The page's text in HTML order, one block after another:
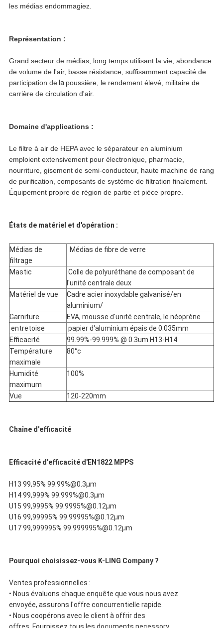
les médias endommagiez.
Représentation :
Grand secteur de médias, long temps utilisant la vie, abondance
de volume de l'air, basse résistance, suffisamment capacité de
participation dela poussière, le rendement élevé, militaire de
carrière de circulation d'air.
Domaine d'applications :
Le filtre à air de HEPA avec le séparateur en aluminium
emploient extensivement pour électronique, pharmacie,
nourriture, gisement de semi-conducteur, haute machine de rang
de purification, composants de système de filtration finalement.
Équipement propre de région de partie et pièce propre.
États de matériel et d'opération :
Médias de
filtrage
Médias de fibre de verre
Mastic
Colle de polyuréthane de composant de
l'unité centrale deux
Matériel de vue
Cadre acier inoxydable galvanisé/en
aluminium/
Garniture
EVA, mousse d'unité centrale, le néoprène
entretoise
papier d'aluminium épais de 0.035mm
Efficacité
99.99%-99.999% @ 0.3um H13-H14
Température
maximale
80°c
Humidité
maximum
100%
Vue 120-220mm
Chaîne d'efficacité
Efficacité d'efficacité d'EN1822 MPPS
H13 99,95% 99.99%@0.3μm
H14 99,999% 99.999%@0.3μm
U15 99,9995% 99.9995%@0.12μm
U16 99,99995% 99.99995%@0.12μm
U17 99,999995% 99.999995%@0.12μm
Pourquoi choisissez-vous K-LING Company ?
Ventes professionnelles :
• Nous évaluons chaque enquête que vous nous avez
envoyée, assurons l'offre concurrentielle rapide.
• Nous coopérons avec le client à offrir des